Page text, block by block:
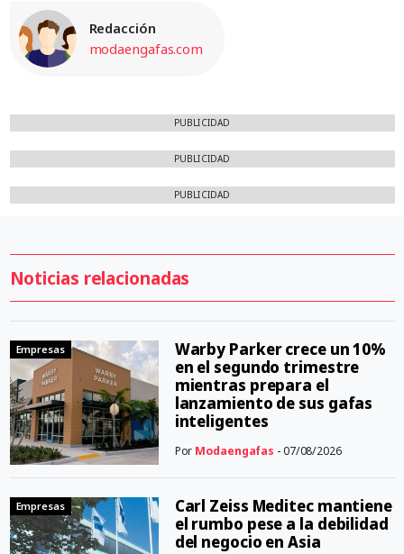
Redacción
modaengafas.com
PUBLICIDAD
PUBLICIDAD
PUBLICIDAD
Noticias relacionadas
Empresas
Warby Parker crece un 10%
en el segundo trimestre
mientras prepara el
lanzamiento de sus gafas
inteligentes
Por Modaengafas - 07/08/2026
Empresas
Carl Zeiss Meditec mantiene
el rumbo pese a la debilidad
del negocio en Asia